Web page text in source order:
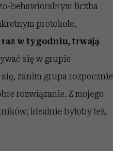
behawioralnym liczba
protokole,
w tygodniu, trwają
się w grupie
zanim grupa rozpocznie
rozwiązanie. Z mojego
idealnie byłoby też,